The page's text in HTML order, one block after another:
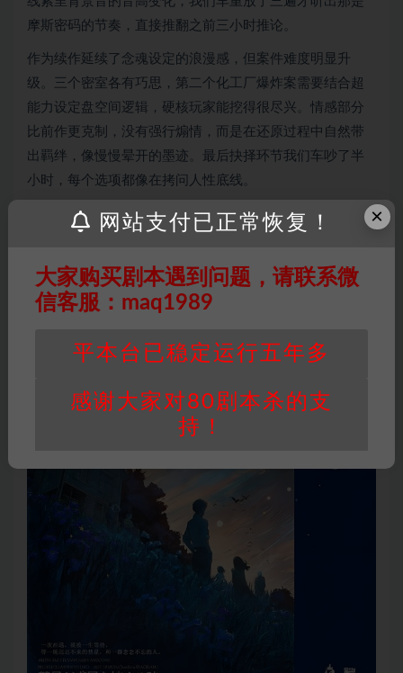
摩斯密码的节奏，直接推翻之前三小时推论。
作为续作延续了念魂设定的浪漫感，但案件难度明显升
级。三个密室各有巧思，第二个化工厂爆炸案需要结合超
能力设定盘空间逻辑，硬核玩家能挖得很尽兴。情感部分
比前作更克制，没有强行煽情，而是在还原过程中自然带
出羁绊，像慢慢晕开的墨迹。最后抉择环节我们车吵了半
小时，每个选项都像在拷问人性底线。
×
网站支付已正常恢复！
大家购买剧本遇到问题，请联系微
信客服：maq1989
平本台已稳定运行五年多
感谢大家对80剧本杀的支
持！